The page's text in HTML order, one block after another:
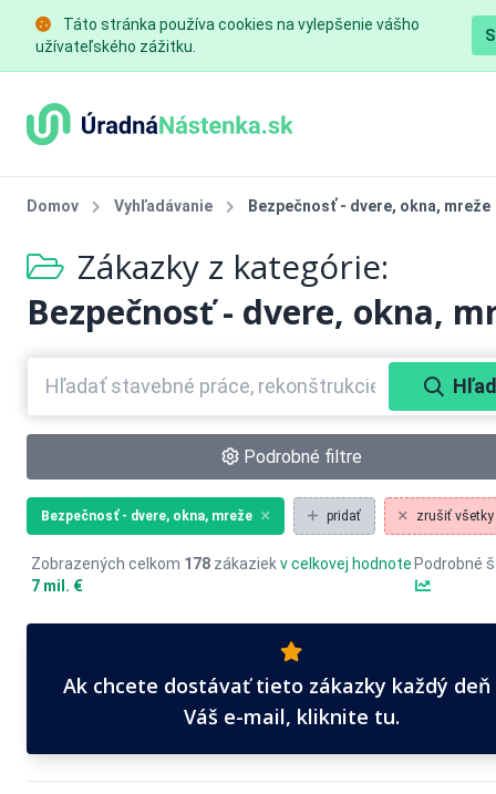
Táto stránka používa cookies na vylepšenie vášho
užívateľského zážitku.
Domov Vyhľadávanie Bezpečnosť - dvere, okna, mreže
Zákazky z kategórie:
Bezpečnosť - dvere, okna,
Podrobné filtre
Bezpečnosť - dvere, okna, mreže pridať zrušiť všetky
Zobrazených celkom 178 zákaziekv celkovej hodnote
7 mil. €
Podrobné
Ak chcete dostávať tieto zákazky každý deň
Váš e-mail, kliknite tu.